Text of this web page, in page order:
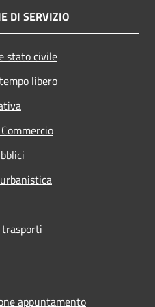
DI SERVIZIO
stato civile
libero
appuntamento